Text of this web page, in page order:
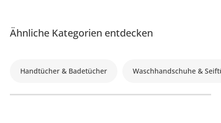
Ähnliche Kategorien entdecken
Handtücher & Badetücher Waschhandschuhe &